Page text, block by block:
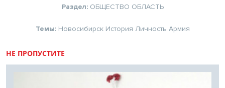
Раздел: ОБЩЕСТВО ОБЛАСТЬ
Темы: Новосибирск История Личность Армия
НЕ ПРОПУСТИТЕ